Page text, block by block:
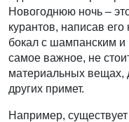
Новогоднюю ночь –
курантов, написав его
бокал с шампанским и
самое важное, не
материальных вещах,
других примет.
Например,